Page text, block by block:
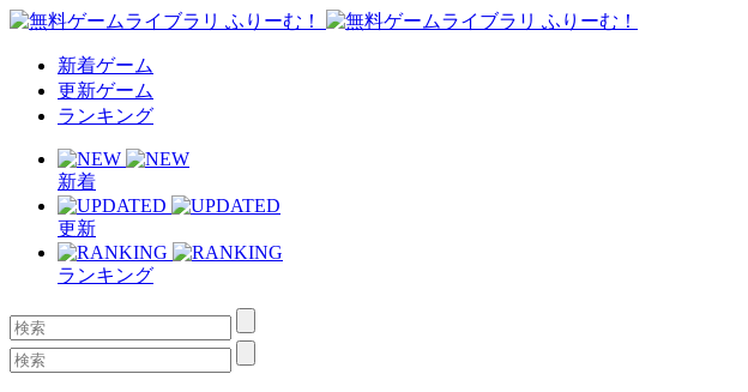
新着ゲーム
更新ゲーム
ランキング
新着
更新
ランキング